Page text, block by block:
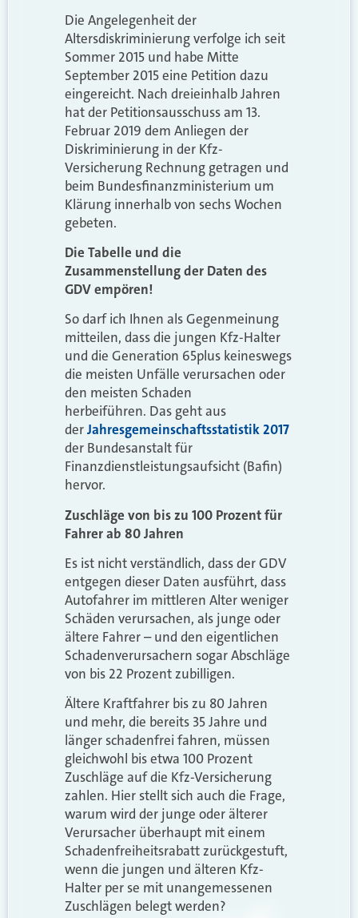
Die Angelegenheit der
Altersdiskriminierung verfolge ich seit
Sommer 2015 und habe Mitte
September 2015 eine Petition dazu
eingereicht. Nach dreieinhalb Jahren
hat der Petitionsausschuss am 13.
Februar 2019 dem Anliegen der
Diskriminierung in der Kfz-
Versicherung Rechnung getragen und
beim Bundesfinanzministerium um
Klärung innerhalb von sechs Wochen
gebeten.
Die Tabelle und die
Zusammenstellung der Daten des
GDV empören!
So darf ich Ihnen als Gegenmeinung
mitteilen, dass die jungen Kfz-Halter
und die Generation 65plus keineswegs
die meisten Unfälle verursachen oder
den meisten Schaden
herbeiführen. Das geht aus
derJahresgemeinschaftsstatistik 2017
der Bundesanstalt für
Finanzdienstleistungsaufsicht (Bafin)
hervor.
Zuschläge von bis zu 100 Prozent für
Fahrer ab 80 Jahren
Es ist nicht verständlich, dass der GDV
entgegen dieser Daten ausführt, dass
Autofahrer im mittleren Alter weniger
Schäden verursachen, als junge oder
ältere Fahrer – und den eigentlichen
Schadenverursachern sogar Abschläge
von bis 22 Prozent zubilligen.
Ältere Kraftfahrer bis zu 80 Jahren
und mehr, die bereits 35 Jahre und
länger schadenfrei fahren, müssen
gleichwohl bis etwa 100 Prozent
Zuschläge auf die Kfz-Versicherung
zahlen. Hier stellt sich auch die Frage,
warum wird der junge oder älterer
Verursacher überhaupt mit einem
Schadenfreiheitsrabatt zurückgestuft,
wenn die jungen und älteren Kfz-
Halter per se mit unangemessenen
Zuschlägen belegt werden?